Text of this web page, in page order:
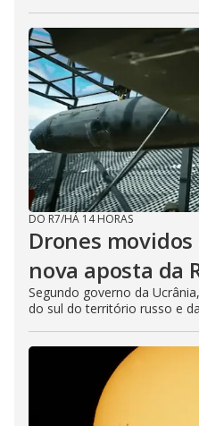
DO R7/HÁ 14 HORAS
Drones
nova aposta da
Segundo governo da
do sul do território russo e